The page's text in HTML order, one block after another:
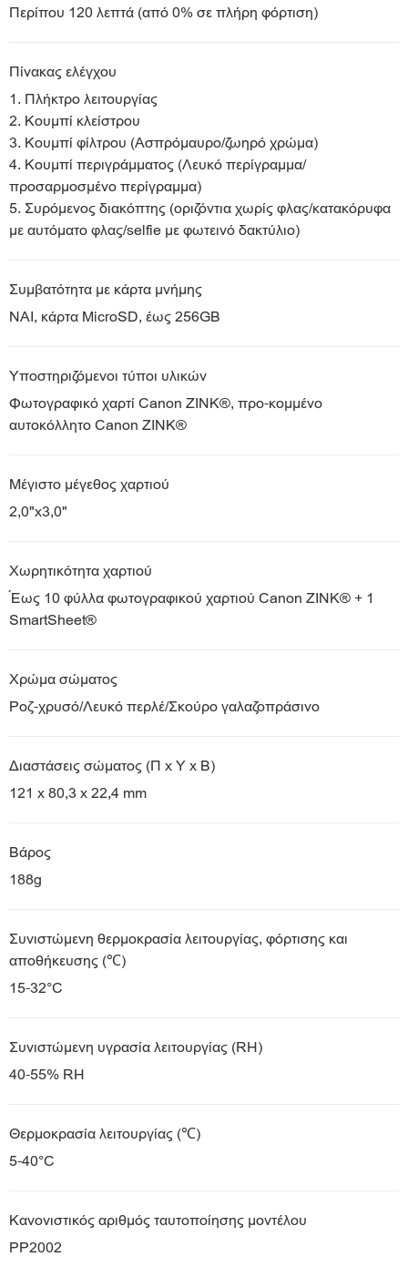
Περίπου 120 λεπτά (από 0% σε πλήρη φόρτιση)
Πίνακας ελέγχου
1. Πλήκτρο λειτουργίας
2. Κουμπί κλείστρου
3. Κουμπί φίλτρου (Ασπρόμαυρο/ζωηρό χρώμα)
4. Κουμπί περιγράμματος (Λευκό περίγραμμα/
προσαρμοσμένο περίγραμμα)
5. Συρόμενος διακόπτης (οριζόντια χωρίς φλας/κατακόρυφα
με αυτόματο φλας/selfie με φωτεινό δακτύλιο)
Συμβατότητα με κάρτα μνήμης
ΝΑΙ, κάρτα MicroSD, έως 256GB
Υποστηριζόμενοι τύποι υλικών
Φωτογραφικό χαρτί Canon ZINK®, προ-κομμένο
αυτοκόλλητο Canon ZINK®
Μέγιστο μέγεθος χαρτιού
2,0"x3,0"
Χωρητικότητα χαρτιού
Έως 10 φύλλα φωτογραφικού χαρτιού Canon ZINK® + 1
SmartSheet®
Χρώμα σώματος
Ροζ-χρυσό/Λευκό περλέ/Σκούρο γαλαζοπράσινο
Διαστάσεις σώματος (Π x Υ x Β)
121 x 80,3 x 22,4 mm
Βάρος
188g
Συνιστώμενη θερμοκρασία λειτουργίας, φόρτισης και
αποθήκευσης (℃)
15-32°C
Συνιστώμενη υγρασία λειτουργίας (RH)
40-55% RH
Θερμοκρασία λειτουργίας (℃)
5-40°C
Κανονιστικός αριθμός ταυτοποίησης μοντέλου
PP2002